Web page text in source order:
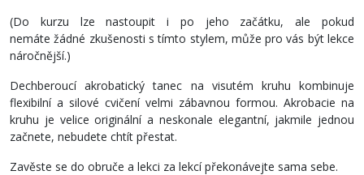
(Do kurzu lze nastoupit i po jeho začátku, ale pokud
nemáte žádné zkušenosti s tímto stylem, může pro vás být lekce
náročnější.)
Dechberoucí akrobatický tanec na visutém kruhu kombinuje
flexibilní a silové cvičení velmi zábavnou formou. Akrobacie na
kruhu je velice originální a neskonale elegantní, jakmile jednou
začnete, nebudete chtít přestat.
Zavěste se do obruče a lekci za lekcí překonávejte sama sebe.